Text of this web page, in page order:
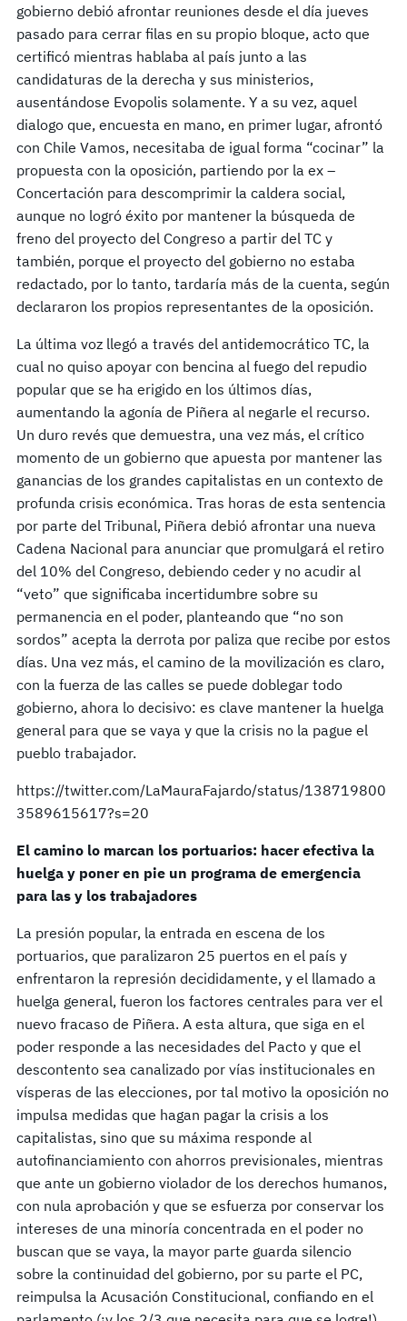
gobierno debió afrontar reuniones desde el día jueves
pasado para cerrar filas en su propio bloque, acto que
certificó mientras hablaba al país junto a las
candidaturas de la derecha y sus ministerios,
ausentándose Evopolis solamente. Y a su vez, aquel
dialogo que, encuesta en mano, en primer lugar, afrontó
con Chile Vamos, necesitaba de igual forma “cocinar” la
propuesta con la oposición, partiendo por la ex –
Concertación para descomprimir la caldera social,
aunque no logró éxito por mantener la búsqueda de
freno del proyecto del Congreso a partir del TC y
también, porque el proyecto del gobierno no estaba
redactado, por lo tanto, tardaría más de la cuenta, según
declararon los propios representantes de la oposición.
La última voz llegó a través del antidemocrático TC, la
cual no quiso apoyar con bencina al fuego del repudio
popular que se ha erigido en los últimos días,
aumentando la agonía de Piñera al negarle el recurso.
Un duro revés que demuestra, una vez más, el crítico
momento de un gobierno que apuesta por mantener las
ganancias de los grandes capitalistas en un contexto de
profunda crisis económica. Tras horas de esta sentencia
por parte del Tribunal, Piñera debió afrontar una nueva
Cadena Nacional para anunciar que promulgará el retiro
del 10% del Congreso, debiendo ceder y no acudir al
“veto” que significaba incertidumbre sobre su
permanencia en el poder, planteando que “no son
sordos” acepta la derrota por paliza que recibe por estos
días. Una vez más, el camino de la movilización es claro,
con la fuerza de las calles se puede doblegar todo
gobierno, ahora lo decisivo: es clave mantener la huelga
general para que se vaya y que la crisis no la pague el
pueblo trabajador.
https://twitter.com/LaMauraFajardo/status/138719800
3589615617?s=20
El camino lo marcan los portuarios: hacer efectiva la
huelga y poner en pie un programa de emergencia
para las y los trabajadores
La presión popular, la entrada en escena de los
portuarios, que paralizaron 25 puertos en el país y
enfrentaron la represión decididamente, y el llamado a
huelga general, fueron los factores centrales para ver el
nuevo fracaso de Piñera. A esta altura, que siga en el
poder responde a las necesidades del Pacto y que el
descontento sea canalizado por vías institucionales en
vísperas de las elecciones, por tal motivo la oposición no
impulsa medidas que hagan pagar la crisis a los
capitalistas, sino que su máxima responde al
autofinanciamiento con ahorros previsionales, mientras
que ante un gobierno violador de los derechos humanos,
con nula aprobación y que se esfuerza por conservar los
intereses de una minoría concentrada en el poder no
buscan que se vaya, la mayor parte guarda silencio
sobre la continuidad del gobierno, por su parte el PC,
reimpulsa la Acusación Constitucional, confiando en el